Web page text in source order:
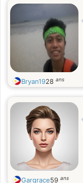
Bryan1928 ans
Gargrace59 ans